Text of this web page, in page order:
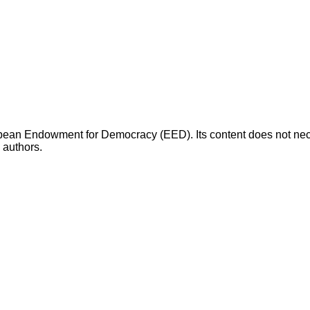
Endowment for Democracy (EED). Its content does not